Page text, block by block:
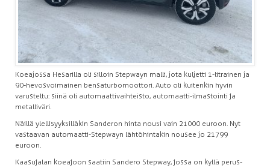
Koeajossa Hesarilla oli silloin Stepwayn malli, jota kuljetti 1-litrainen ja
90-hevosvoimainen bensaturbomoottori. Auto oli kuitenkin hyvin
varusteltu: siinä oli automaattivaihteisto, automaatti-ilmastointi ja
metalliväri.
Näillä ylellisyyksilläkin Sanderon hinta nousi vain 21 000 euroon. Nyt
vastaavan automaatti-Stepwayn lähtöhintakin nousee jo 21 799
euroon.
Kaasujalan koeajoon saatiin Sandero Stepway, jossa on kyllä perus-